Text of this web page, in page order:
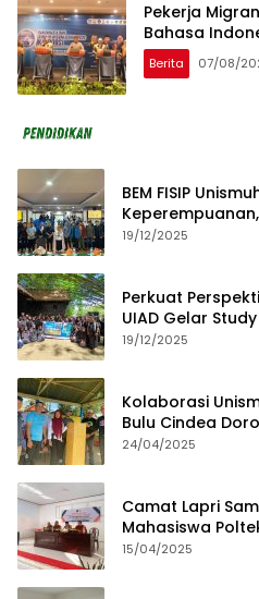
Pekerja
Bahasa
Berita 07/08/
BEM FISIP
dan Budaya Lokal
19/12/2025
Perkuat
UIAD Gelar
19/12/2025
Kolaborasi
Bulu Cindea
24/04/2025
Camat Lapri
Mahasiswa
15/04/2025